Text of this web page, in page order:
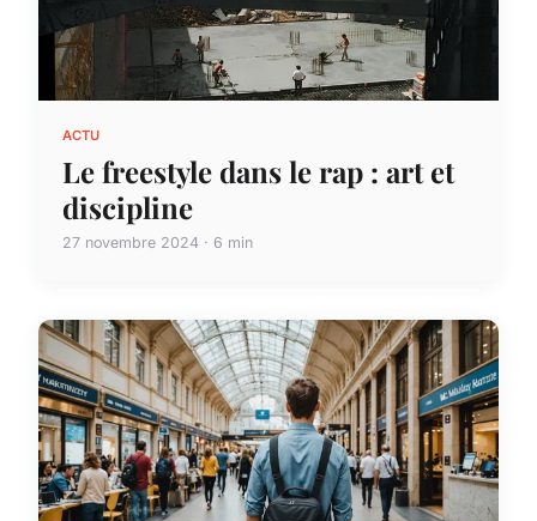
ACTU
Le freestyle dans le rap : art et
discipline
27 novembre 2024 · 6 min